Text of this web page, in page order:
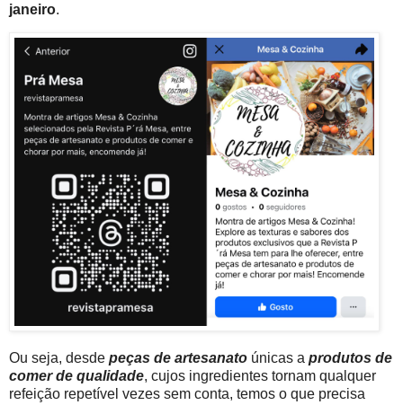
janeiro.
Ou seja, desde peças de artesanato únicas a produtos de
comer de qualidade, cujos ingredientes tornam qualquer
refeição repetível vezes sem conta, temos o que precisa